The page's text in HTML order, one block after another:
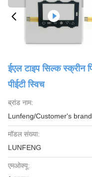
ईएल टाइप सिल्क स्क्रीन
पीईटी स्विच
ब्रांड नाम:
Lunfeng/Customer's brand
मॉडल संख्या:
LUNFENG
एमओक्यू: